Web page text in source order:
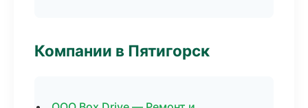
Компании в Пятигорск